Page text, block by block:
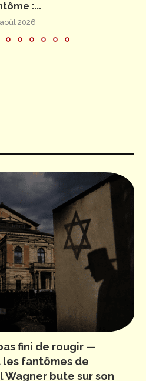
:...
2026
fini de rougir —
les fantômes de
bute sur son